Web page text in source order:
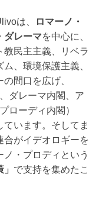
は、
ロマーノ・
ダレーマを中心に、
教民主主義、リベラ
、環境保護主義、
間口を広げ、
ダレーマ内閣、ア
ローディ内閣）
います。そしてま
合がイデオロギーを
・プロディという
で支持を集めたこ